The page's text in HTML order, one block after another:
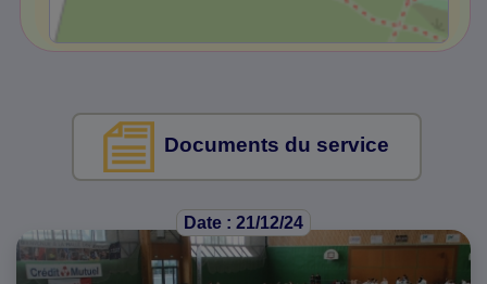
Documents du service
Date : 21/12/24